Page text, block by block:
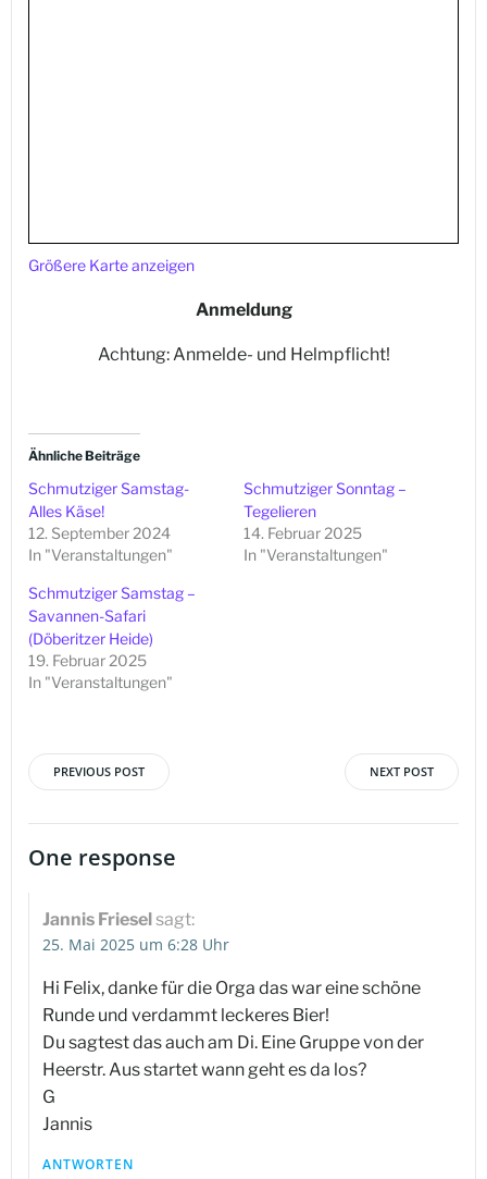
Größere Karte anzeigen
Anmeldung
Achtung: Anmelde- und Helmpflicht!
Ähnliche Beiträge
Schmutziger Samstag-
Alles Käse!
12. September 2024
In "Veranstaltungen"
Schmutziger Sonntag –
Tegelieren
14. Februar 2025
In "Veranstaltungen"
Schmutziger Samstag –
Savannen-Safari
(Döberitzer Heide)
19. Februar 2025
In "Veranstaltungen"
Beitragsnavigation
PREVIOUS POST NEXT POST
One response
Jannis Frieselsagt:
25. Mai 2025 um 6:28 Uhr
Hi Felix, danke für die Orga das war eine schöne
Runde und verdammt leckeres Bier!
Du sagtest das auch am Di. Eine Gruppe von der
Heerstr. Aus startet wann geht es da los?
G
Jannis
ANTWORTEN